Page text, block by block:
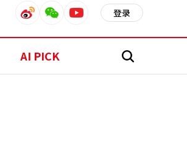
weiboweixinyoutube 登录
AI PICK 搜